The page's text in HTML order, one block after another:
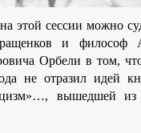
этой сессии можно
и философ
Орбели в том,
не отразил идей
вышедшей из